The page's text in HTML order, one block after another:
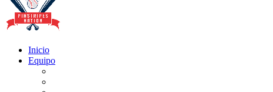
Inicio
Equipo